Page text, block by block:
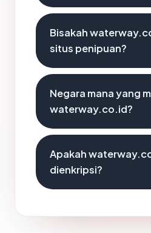
Bisakah
situs penipuan?
Negara mana yang
waterway.co.id?
Apakah
dienkripsi?